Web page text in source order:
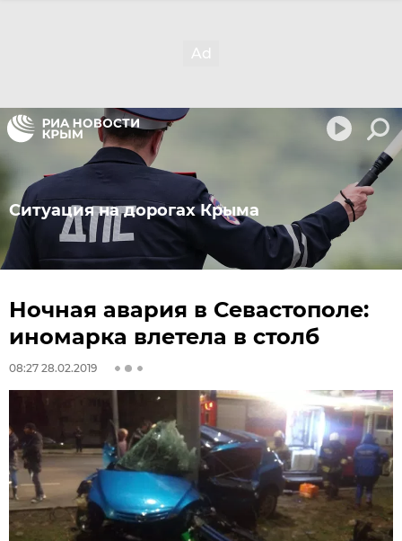
Ситуация на дорогах Крыма
Ночная авария в Севастополе:
иномарка влетела в столб
08:27 28.02.2019